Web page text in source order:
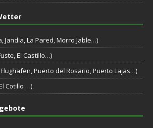
Jandia, La Pared, Morro Jable…)
El Castillo…)
Puerto del Rosario, Puerto Lajas…)
Cotillo …)